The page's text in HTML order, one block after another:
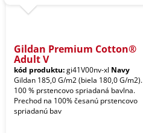
Gildan Premium Cotton®
Adult V
kód produktu:gi41V00nv-xl Navy
Gildan 185,0 G/m2 (biela 180,0 G/m2).
100 % prstencovo spriadaná bavlna.
Prechod na 100% česanú prstencovo
spriadanú bav